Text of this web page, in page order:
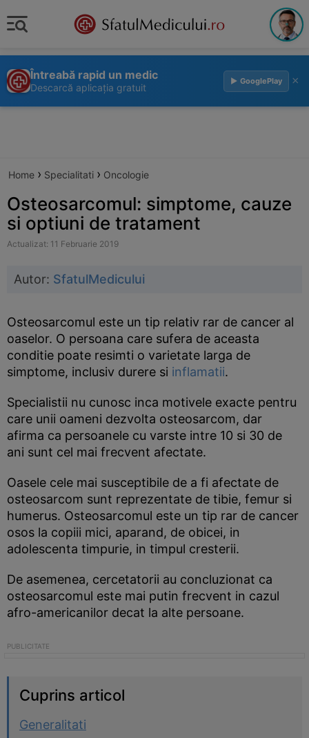
Întreabă rapid un medic
Descarcă aplicația gratuit
▶ GooglePlay ×
Home › Specialitati › Oncologie
Osteosarcomul: simptome, cauze
si optiuni de tratament
Actualizat: 11 Februarie 2019
Autor: SfatulMedicului
Osteosarcomul este un tip relativ rar de cancer al
oaselor. O persoana care sufera de aceasta
conditie poate resimti o varietate larga de
simptome, inclusiv durere si inflamatii.
Specialistii nu cunosc inca motivele exacte pentru
care unii oameni dezvolta osteosarcom, dar
afirma ca persoanele cu varste intre 10 si 30 de
ani sunt cel mai frecvent afectate.
Oasele cele mai susceptibile de a fi afectate de
osteosarcom sunt reprezentate de tibie, femur si
humerus. Osteosarcomul este un tip rar de cancer
osos la copiii mici, aparand, de obicei, in
adolescenta timpurie, in timpul cresterii.
De asemenea, cercetatorii au concluzionat ca
osteosarcomul este mai putin frecvent in cazul
afro-americanilor decat la alte persoane.
Cuprins articol
Generalitati